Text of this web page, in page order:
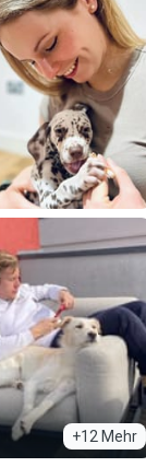
+12 Mehr